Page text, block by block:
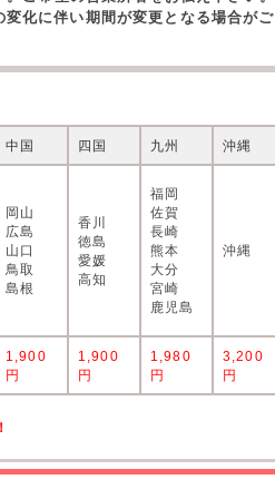
化に伴い期間が変更となる場合がご
中国 四国 九州 沖縄
岡山
広島
山口
鳥取
島根
香川
徳島
愛媛
高知
福岡
佐賀
長崎
熊本
大分
宮崎
鹿児島
沖縄
1,900
円
1,900
円
1,980
円
3,200
円